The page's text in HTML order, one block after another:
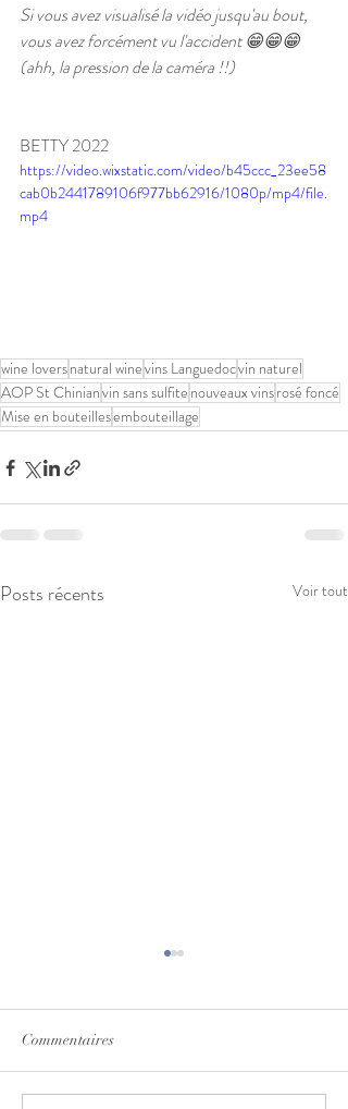
Si vous avez visualisé la vidéo jusqu'au bout,
vous avez forcément vu l'accident 😁😁😁
(ahh, la pression de la caméra !!)
BETTY 2022
https://video.wixstatic.com/video/b45ccc_23ee58
cab0b2441789106f977bb62916/1080p/mp4/file.
mp4
wine loversnatural winevins Languedocvin naturel
AOP St Chinianvin sans sulfite nouveaux vinsrosé foncé
Mise en bouteillesembouteillage
Posts récents Voir tout
Raw Wine, nous voilà
Commentaires